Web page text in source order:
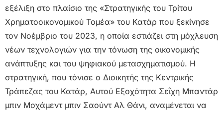
εξέλιξη στο πλαίσιο της «Στρατηγικής του Τρίτου
Χρηματοοικονομικού Τομέα» του Κατάρ που ξεκίνησε
τον Νοέμβριο του 2023, η οποία εστιάζει στη μόχλευση
νέων τεχνολογιών για την τόνωση της οικονομικής
ανάπτυξης και του ψηφιακού μετασχηματισμού. Η
στρατηγική, που τόνισε ο Διοικητής της Κεντρικής
Τράπεζας του Κατάρ, Αυτού Εξοχότητα Σεΐχη Μπαντάρ
μπιν Μοχάμεντ μπιν Σαούντ Αλ Θάνι, αναμένεται να